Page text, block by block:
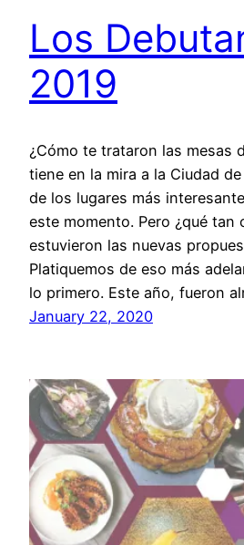
Los
2019
¿Cómo te trataron las mesas
tiene en la mira a la Ciudad
de los lugares más
este momento. Pero ¿qué tan
estuvieron las nuevas
Platiquemos de eso más
lo primero. Este año, fueron
January 22, 2020